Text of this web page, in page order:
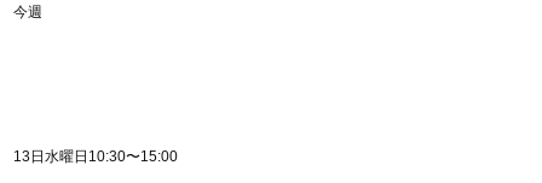
今週
13日水曜日10:30〜15:00